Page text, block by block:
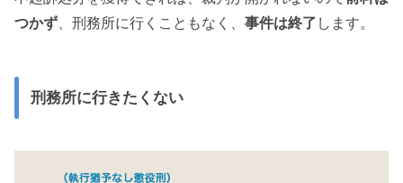
つかず、刑務所に行くこともなく、 事件は終了 します。
刑務所に行きたくない